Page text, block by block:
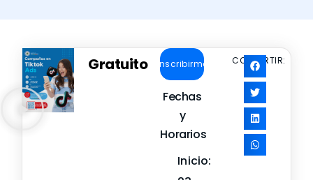
Gratuito Inscribirme
Fechas
y
Horarios
Inicio:
COMPARTIR: